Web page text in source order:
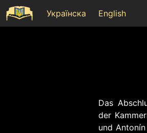
Українска English
Das
der
und